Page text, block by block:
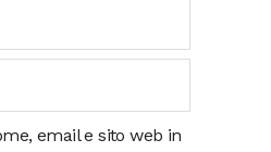
email e sito web in